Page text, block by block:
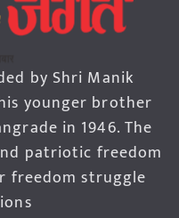
by Shri Manik
younger brother
in 1946. The
patriotic freedom
struggle